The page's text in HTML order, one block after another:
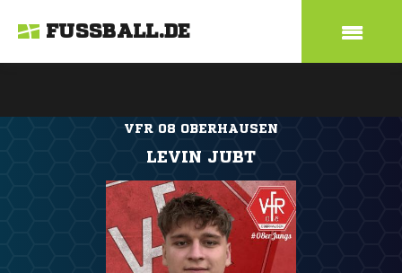
FUSSBALL.DE
VFR 08 OBERHAUSEN
LEVIN JUBT